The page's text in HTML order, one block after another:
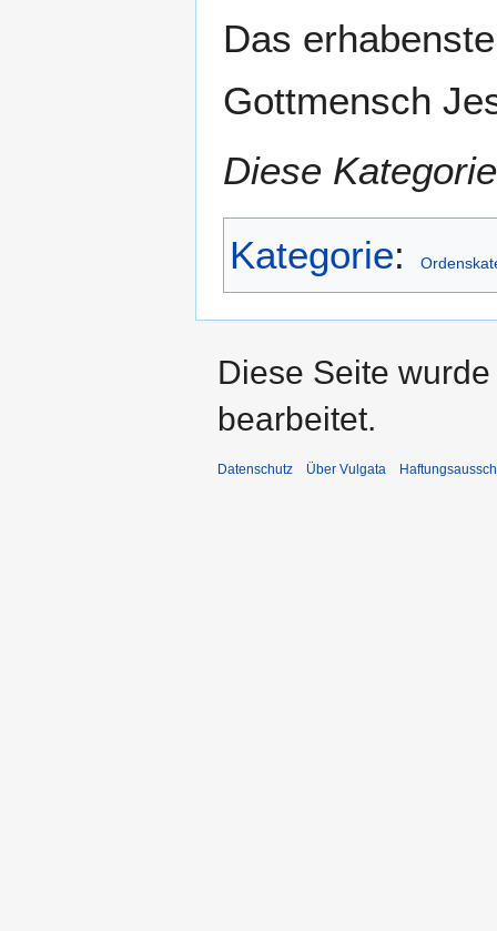
Das
Gottmensch
Diese
Kategorie:
Diese Seite
bearbeitet.
Datenschutz Über Vulgata